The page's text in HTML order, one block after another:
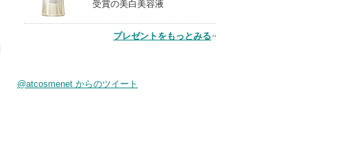
品
受賞の美白美容液
プレゼントをもっとみる
@atcosmenet からのツイート